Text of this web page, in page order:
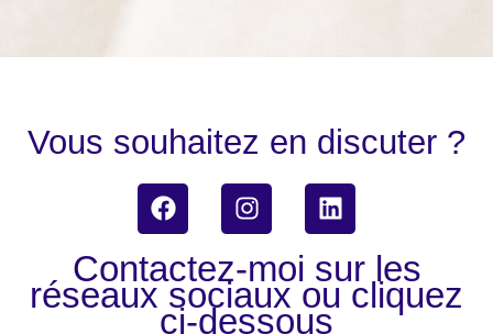
Vous souhaitez en discuter ?
F
a
e
b
o
I
n
t
a
g
L
i
k
e
d
Contactez-moi sur les
réseaux sociaux ou cliquez
ci-dessous